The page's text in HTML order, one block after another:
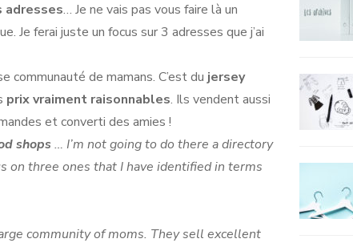
adresses… Je ne vais pas vous faire là un
ferai juste un focus sur 3 adresses que j’ai
communauté de mamans. C’est du jersey
prix vraiment raisonnables. Ils vendent aussi
et converti des amies !
shops … I’m not going to do there a directory
on three ones that I have identified in terms
community of moms. They sell excellent